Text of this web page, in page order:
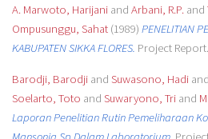
A. Marwoto, Harijaniand Arbani, R.P.and
Ompusunggu, Sahat(1989) PENELITIAN
KABUPATEN SIKKA FLORES. Project
Barodji, Barodjiand Suwasono, Hadiand
Soelarto, Toto and Suwaryono, Triand
Laporan Penelitian Rutin Pemeliharaan